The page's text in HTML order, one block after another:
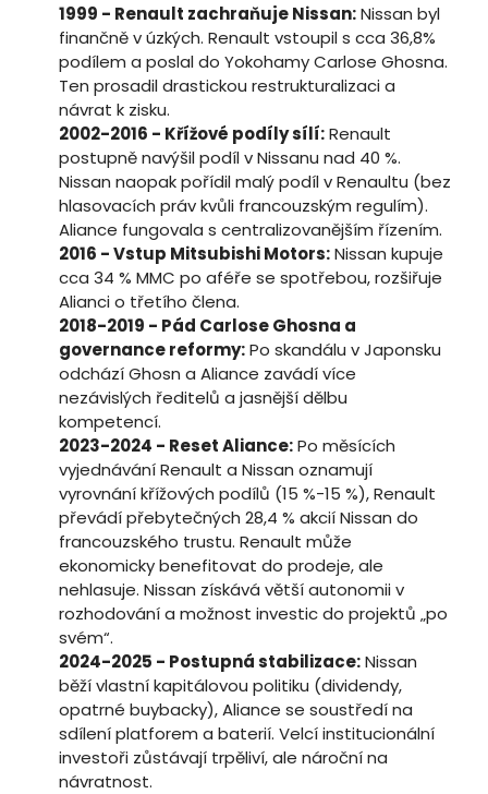
1999 - Renault zachraňuje Nissan:Nissan byl
finančně v úzkých. Renault vstoupil s cca 36,8%
podílem a poslal do Yokohamy Carlose Ghosna.
Ten prosadil drastickou restrukturalizaci a
návrat k zisku.
2002-2016 - Křížové podíly sílí:Renault
postupně navýšil podíl v Nissanu nad 40 %.
Nissan naopak pořídil malý podíl v Renaultu (bez
hlasovacích práv kvůli francouzským regulím).
Aliance fungovala s centralizovanějším řízením.
2016 - Vstup Mitsubishi Motors:Nissan kupuje
cca 34 % MMC po aféře se spotřebou, rozšiřuje
Alianci o třetího člena.
2018-2019 - Pád Carlose Ghosna a
governance reformy:Po skandálu v Japonsku
odchází Ghosn a Aliance zavádí více
nezávislých ředitelů a jasnější dělbu
kompetencí.
2023-2024 - Reset Aliance:Po měsících
vyjednávání Renault a Nissan oznamují
vyrovnání křížových podílů (15 %-15 %), Renault
převádí přebytečných 28,4 % akcií Nissan do
francouzského trustu. Renault může
ekonomicky benefitovat do prodeje, ale
nehlasuje. Nissan získává větší autonomii v
rozhodování a možnost investic do projektů „po
svém“.
2024-2025 - Postupná stabilizace:Nissan
běží vlastní kapitálovou politiku (dividendy,
opatrné buybacky), Aliance se soustředí na
sdílení platforem a baterií. Velcí institucionální
investoři zůstávají trpěliví, ale nároční na
návratnost.